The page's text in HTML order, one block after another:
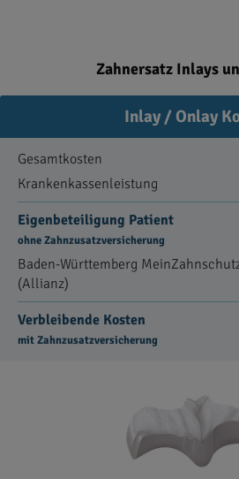
Zahnersatz Inlays
Inlay / Onlay
Gesamtkosten
Krankenkassenleistung
Eigenbeteiligung Patient
ohne Zahnzusatzversicherung
Baden-Württemberg
(Allianz)
Verbleibende Kosten
mit Zahnzusatzversicherung